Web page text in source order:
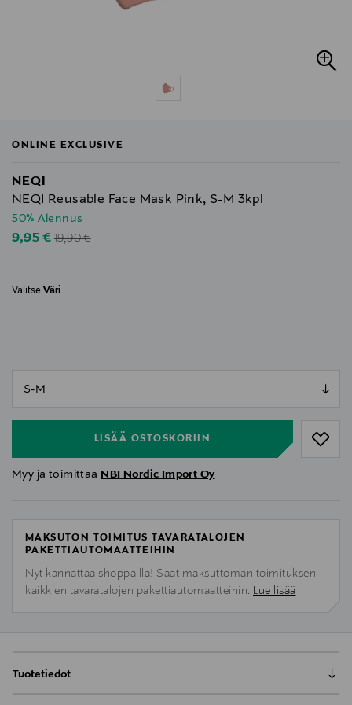
ONLINE EXCLUSIVE
NEQI
NEQI Reusable Face Mask Pink, S-M 3kpl
50% Alennus
Discounted Price
9,95 € Original Price
19,90 €
Valitse Väri
LISÄÄ OSTOSKORIIN
Myy ja toimittaa NBI Nordic Import Oy
MAKSUTON TOIMITUS TAVARATALOJEN
PAKETTIAUTOMAATTEIHIN
Nyt kannattaa shoppailla! Saat maksuttoman toimituksen
kaikkien tavaratalojen pakettiautomaatteihin. Lue lisää
Tuotetiedot